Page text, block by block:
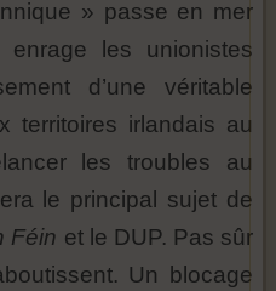
» passe en mer
enrage les unionistes
d’une véritable
territoires irlandais au
les troubles au
le principal sujet de
Féin et le DUP. Pas sûr
Un blocage